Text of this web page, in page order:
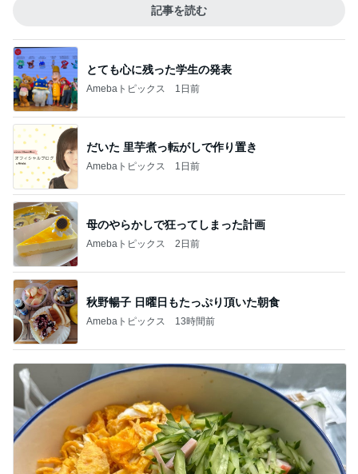
記事を読む
とても心に残った学生の発表
Amebaトピックス 1日前
だいた 里芋煮っ転がしで作り置き
Amebaトピックス 1日前
母のやらかしで狂ってしまった計画
Amebaトピックス 2日前
秋野暢子 日曜日もたっぷり頂いた朝食
Amebaトピックス 13時間前